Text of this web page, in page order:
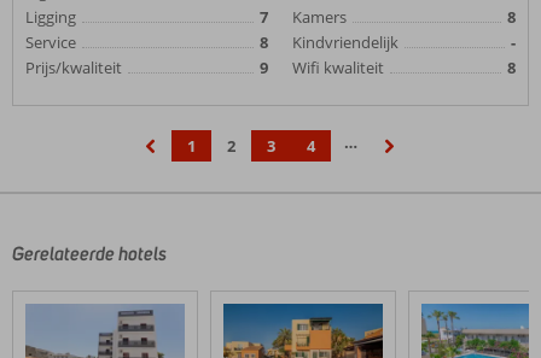
Ligging
7
Service
8
Prijs/kwaliteit
9
Kamers
8
Kindvriendelijk
-
Wifi kwaliteit
8
1 2 3 4
…
Gerelateerde hotels